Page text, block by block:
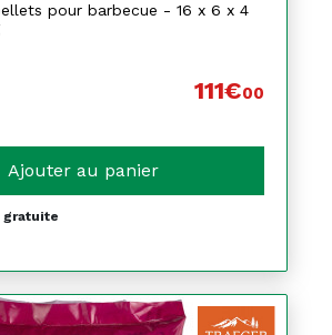
pour barbecue - 16 x 6 x 4
111€00
Ajouter au panier
gratuite